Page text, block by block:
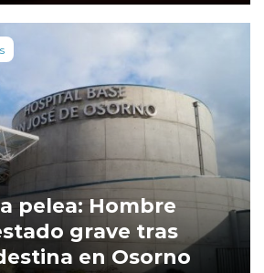
pelea: Hombre
grave tras
en Osorno